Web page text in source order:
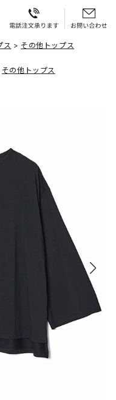
ス
その他トップス
その他トップス